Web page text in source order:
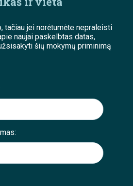
tačiau jei norėtumėte nepraleisti
naujai paskelbtas datas,
šių mokymų priminimą